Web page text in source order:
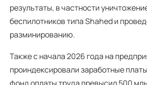
результаты, в частности
беспилотников типа Shahed и
разминированию.
Также с начала 2026 года на
проиндексировали заработные
фонд оплаты труда превысил 500